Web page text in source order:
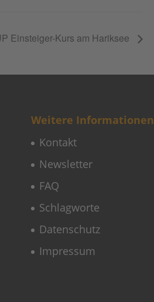
Einsteiger-Kurs am Hariksee
Weitere Informationen
Kontakt
Newsletter
FAQ
Schlagworte
Datenschutz
Impressum